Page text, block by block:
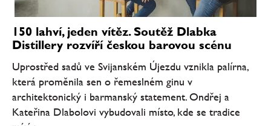
150 lahví, jeden vítěz. Soutěž Dlabka
Distillery rozvíří českou barovou scénu
Uprostřed sadů ve Svijanském Újezdu vznikla palírna,
která proměnila sen o řemeslném ginu v
architektonický i barmanský statement. Ondřej a
Kateřina Dlabolovi vybudovali místo, kde se tradice